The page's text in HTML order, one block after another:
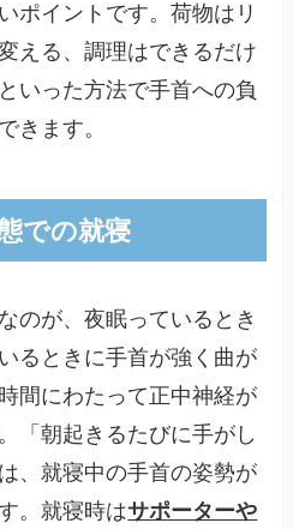
ポイントです。荷物はリ
える、調理はできるだけ
いった方法で手首への負
きます。
での就寝
のが、夜眠っているとき
るときに手首が強く曲が
間にわたって正中神経が
「朝起きるたびに手がし
、就寝中の手首の姿勢が
。就寝時はサポーターや